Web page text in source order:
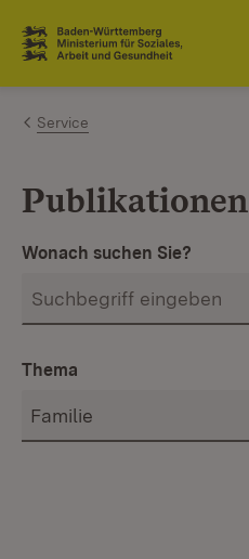
Zum Inhalt springen
Link zur Startseite
Service
Publikationen
Wonach suchen Sie?
Thema